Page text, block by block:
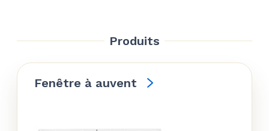
Produits
Fenêtre à auvent